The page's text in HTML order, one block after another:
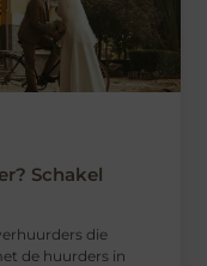
Schakel
die
de huurders in